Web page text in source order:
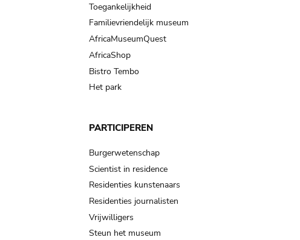
Toegankelijkheid
Familievriendelijk museum
AfricaMuseumQuest
AfricaShop
Bistro Tembo
Het park
PARTICIPEREN
Burgerwetenschap
Scientist in residence
Residenties kunstenaars
Residenties journalisten
Vrijwilligers
Steun het museum